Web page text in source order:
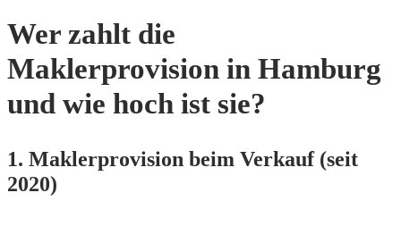
Wer zahlt die
Maklerprovision in Hamburg
und wie hoch ist sie?
1. Maklerprovision beim Verkauf (seit
2020)